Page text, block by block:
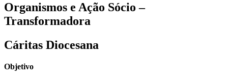
Organismos e Ação Sócio –
Transformadora
Cáritas Diocesana
Objetivo